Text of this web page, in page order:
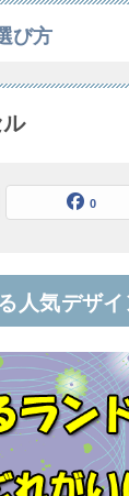
び方
0
人気デザ